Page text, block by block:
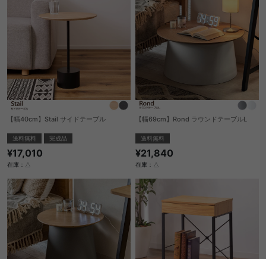
【幅40cm】Stail サイドテーブル
送料無料 完成品
¥17,010
在庫：△
【幅69cm】Rond ラウンドテーブルL
送料無料
¥21,840
在庫：△